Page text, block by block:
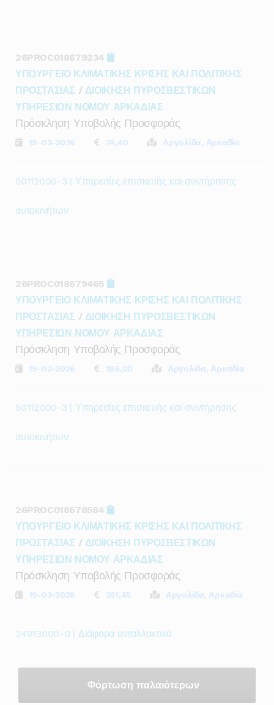
26PROC018679234
ΥΠΟΥΡΓΕΙΟ ΚΛΙΜΑΤΙΚΗΣ ΚΡΙΣΗΣ ΚΑΙ ΠΟΛΙΤΙΚΗΣ
ΠΡΟΣΤΑΣΙΑΣ / ΔΙΟΙΚΗΣΗ ΠΥΡΟΣΒΕΣΤΙΚΩΝ
ΥΠΗΡΕΣΙΩΝ ΝΟΜΟΥ ΑΡΚΑΔΙΑΣ
Πρόσκληση Υποβολής Προσφοράς
19-03-2026 74,40 Αργολίδα, Αρκαδία
50112000-3 | Υπηρεσίες επισκευής και συντήρησης
αυτοκινήτων
26PROC018679465
ΥΠΟΥΡΓΕΙΟ ΚΛΙΜΑΤΙΚΗΣ ΚΡΙΣΗΣ ΚΑΙ ΠΟΛΙΤΙΚΗΣ
ΠΡΟΣΤΑΣΙΑΣ / ΔΙΟΙΚΗΣΗ ΠΥΡΟΣΒΕΣΤΙΚΩΝ
ΥΠΗΡΕΣΙΩΝ ΝΟΜΟΥ ΑΡΚΑΔΙΑΣ
Πρόσκληση Υποβολής Προσφοράς
19-03-2026 186,00 Αργολίδα, Αρκαδία
50112000-3 | Υπηρεσίες επισκευής και συντήρησης
αυτοκινήτων
26PROC018678584
ΥΠΟΥΡΓΕΙΟ ΚΛΙΜΑΤΙΚΗΣ ΚΡΙΣΗΣ ΚΑΙ ΠΟΛΙΤΙΚΗΣ
ΠΡΟΣΤΑΣΙΑΣ / ΔΙΟΙΚΗΣΗ ΠΥΡΟΣΒΕΣΤΙΚΩΝ
ΥΠΗΡΕΣΙΩΝ ΝΟΜΟΥ ΑΡΚΑΔΙΑΣ
Πρόσκληση Υποβολής Προσφοράς
19-03-2026 351,45 Αργολίδα, Αρκαδία
34913000-0 | Διάφορα ανταλλακτικά
Φόρτωση παλαιότερων